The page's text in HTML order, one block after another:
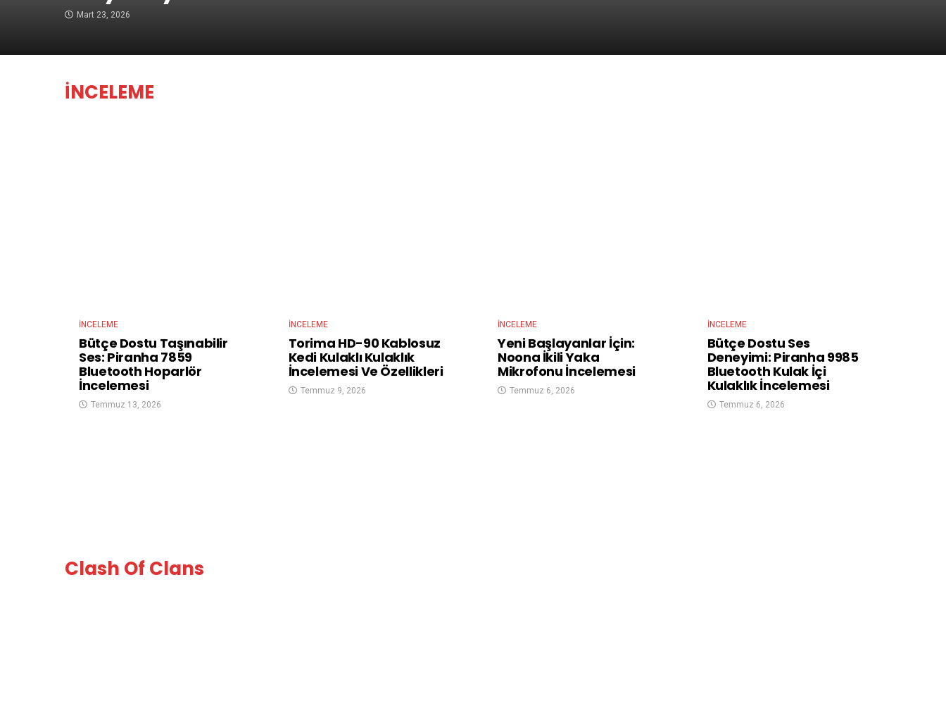
Mart 23, 2026
İNCELEME
İNCELEME
Bütçe Dostu Taşınabilir
Ses: Piranha 7859
Bluetooth Hoparlör
İncelemesi
Temmuz 13, 2026
İNCELEME
Torima HD-90 Kablosuz
Kedi Kulaklı Kulaklık
İncelemesi Ve Özellikleri
Temmuz 9, 2026
İNCELEME
Yeni Başlayanlar İçin:
Noona İkili Yaka
Mikrofonu İncelemesi
Temmuz 6, 2026
İNCELEME
Bütçe Dostu Ses
Deneyimi: Piranha 9985
Bluetooth Kulak İçi
Kulaklık İncelemesi
Temmuz 6, 2026
Clash Of Clans